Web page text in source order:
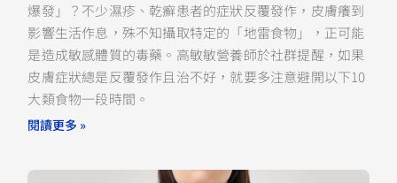
爆發」？不少濕疹、乾癬患者的症狀反覆發作，皮膚癢到
影響生活作息，殊不知攝取特定的「地雷食物」，正可能
是造成敏感體質的毒藥。高敏敏營養師於社群提醒，如果
皮膚症狀總是反覆發作且治不好，就要多注意避開以下10
大類食物一段時間。
閱讀更多 »